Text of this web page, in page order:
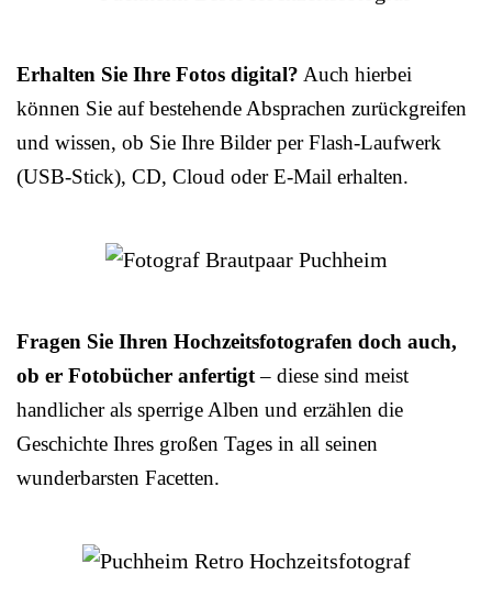
Erhalten Sie Ihre Fotos digital? Auch hierbei
können Sie auf bestehende Absprachen zurückgreifen
und wissen, ob Sie Ihre Bilder per Flash-Laufwerk
(USB-Stick), CD, Cloud oder E-Mail erhalten.
Fragen Sie Ihren Hochzeitsfotografen doch auch,
ob er Fotobücher anfertigt– diese sind meist
handlicher als sperrige Alben und erzählen die
Geschichte Ihres großen Tages in all seinen
wunderbarsten Facetten.